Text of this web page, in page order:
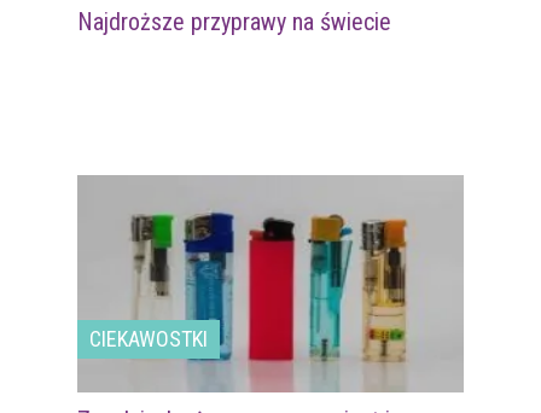
Najdroższe przyprawy na świecie
CIEKAWOSTKI